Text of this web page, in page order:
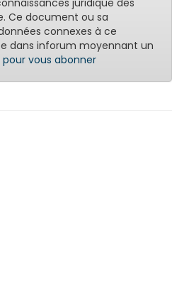
juridique des
Ce document ou sa
connexes à ce
dans inforum moyennant un
pour vous abonner